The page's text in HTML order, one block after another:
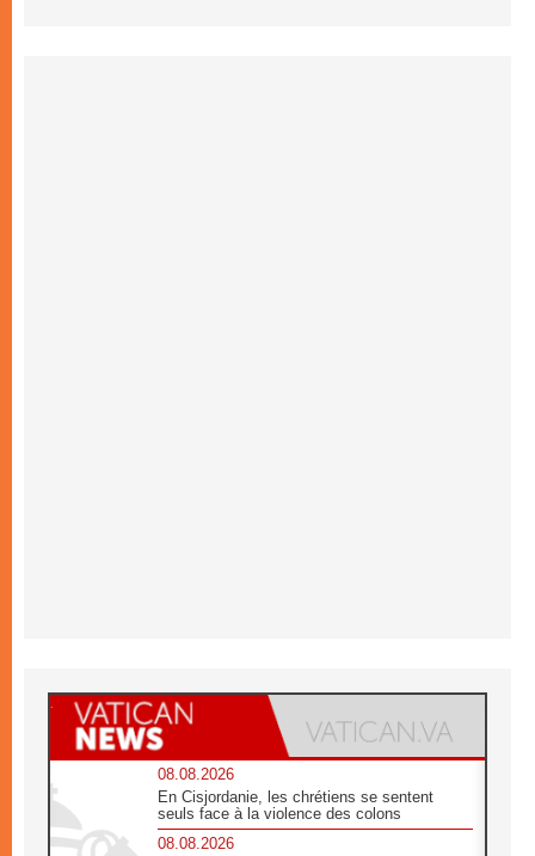
08.08.2026
En Cisjordanie, les chrétiens se sentent
seuls face à la violence des colons
08.08.2026